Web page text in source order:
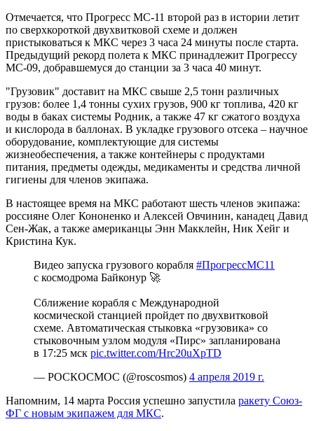
Отмечается, что Прогресс МС-11 второй раз в истории летит
по сверхкороткой двухвитковой схеме и должен
пристыковаться к МКС через 3 часа 24 минуты после старта.
Предыдущий рекорд полета к МКС принадлежит Прогрессу
МС-09, добравшемуся до станции за 3 часа 40 минут.
"Грузовик" доставит на МКС свыше 2,5 тонн различных
грузов: более 1,4 тонны сухих грузов, 900 кг топлива, 420 кг
воды в баках системы Родник, а также 47 кг сжатого воздуха
и кислорода в баллонах. В укладке грузового отсека – научное
оборудование, комплектующие для системы
жизнеобеспечения, а также контейнеры с продуктами
питания, предметы одежды, медикаменты и средства личной
гигиены для членов экипажа.
В настоящее время на МКС работают шесть членов экипажа:
россияне Олег Кононенко и Алексей Овчинин, канадец Давид
Сен-Жак, а также американцы Энн Макклейн, Ник Хейг и
Кристина Кук.
Видео запуска грузового корабля #ПрогрессМС11
с космодрома Байконур 🚀
Сближение корабля с Международной
космической станцией пройдет по двухвитковой
схеме. Автоматическая стыковка «грузовика» со
стыковочным узлом модуля «Пирс» запланирована
в 17:25 мск pic.twitter.com/Hrc20uXpTD
— РОСКОСМОС (@roscosmos) 4 апреля 2019 г.
Напомним, 14 марта Россия успешно запустила ракету Союз-
ФГ с новым экипажем для МКС.